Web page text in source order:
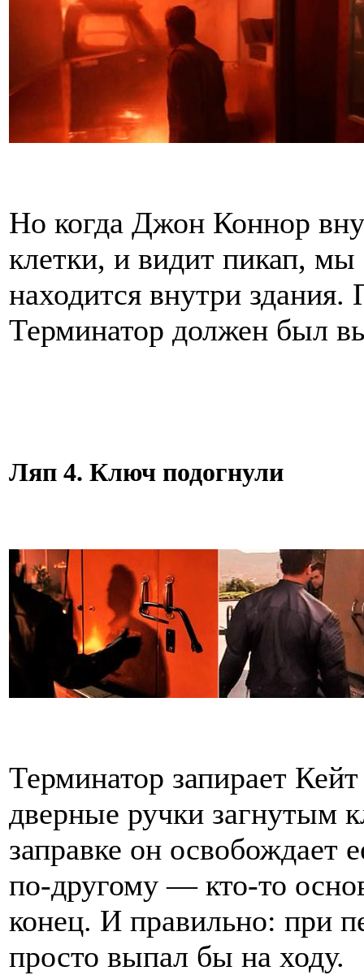
Но когда Джон Коннор
клетки, и видит пикап,
находится внутри
Терминатор должен был
Ляп 4. Ключ подогнули
Терминатор запирает
дверные ручки загнутым
заправке он освобождает
по-другому — кто-то
конец. И правильно: при
просто выпал бы на ходу.